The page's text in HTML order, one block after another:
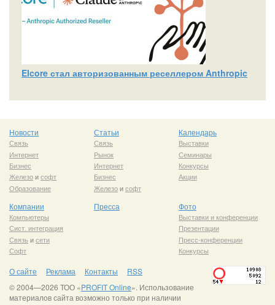
Elcore стал авторизованным реселлером Anthropic
Новости
Связь
Интернет
Бизнес
Железоисофт
Образование
Статьи
Связь
Рынок
Интернет
Бизнес
Железоисофт
Календарь
Выставки
Семинары
Конкурсы
Акции
Компании
Компьютеры
Сист. интеграция
Связь исети
Софт
Пресса Фото
Выставки и конференции
Презентации
Пресс-конференции
Конкурсы
О сайте Реклама Контакты
RSS
© 2004—2026 ТОО «PROFIT Online». Использование
материалов сайта возможно только при наличии